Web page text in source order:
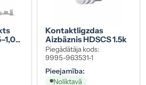
Kontaktligzdas
Aizbāznis HDSCS 1.5k
Piegādātāja kods:
9995-963531-1
Pieejamība:
Noliktavā